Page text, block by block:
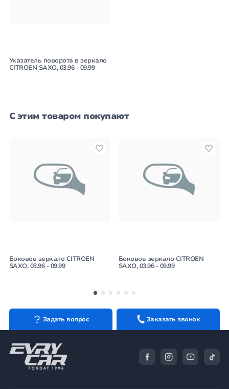
Указатель поворота в зеркало
CITROEN SAXO, 03.96 - 09.99
С этим товаром покупают
Боковое зеркало CITROEN
SAXO, 03.96 - 09.99
Боковое зеркало CITROEN
SAXO, 03.96 - 09.99
Задать вопрос Заказать звонок